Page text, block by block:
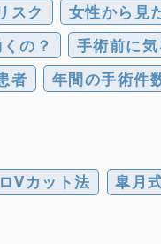
スク 女性から見
の？ 手術前に
者 年間の手術件
Vカット法 皐月